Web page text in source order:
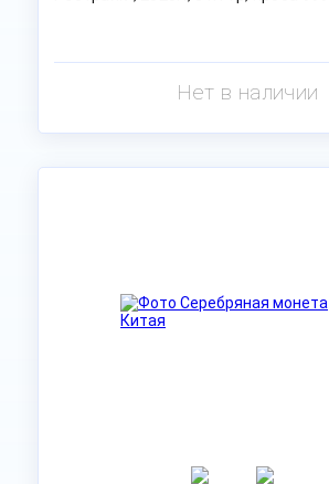
Нет в наличии